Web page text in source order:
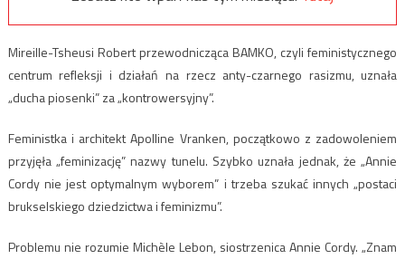
Mireille-Tsheusi Robert przewodnicząca BAMKO, czyli feministycznego
centrum refleksji i działań na rzecz anty-czarnego rasizmu, uznała
„ducha piosenki” za „kontrowersyjny”.
Feministka i architekt Apolline Vranken, początkowo z zadowoleniem
przyjęła „feminizację” nazwy tunelu. Szybko uznała jednak, że „​​Annie
Cordy nie jest optymalnym wyborem” i trzeba szukać innych „postaci
brukselskiego dziedzictwa i feminizmu”.
Problemu nie rozumie Michèle Lebon, siostrzenica Annie Cordy. „Znam